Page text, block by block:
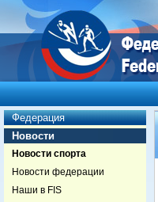
Федерация
Новости
Новости спорта
Новости федерации
Наши в FIS